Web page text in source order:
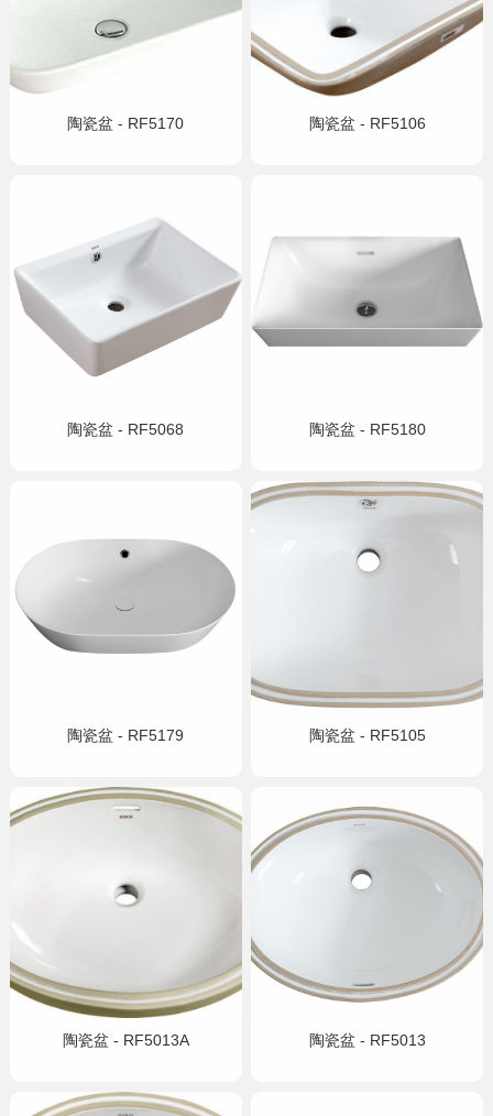
官方商城陶瓷盆 - RF5170 陶瓷盆 - RF5106
陶瓷盆 - RF5068 陶瓷盆 - RF5180
陶瓷盆 - RF5179 陶瓷盆 - RF5105
陶瓷盆 - RF5013A 陶瓷盆 - RF5013